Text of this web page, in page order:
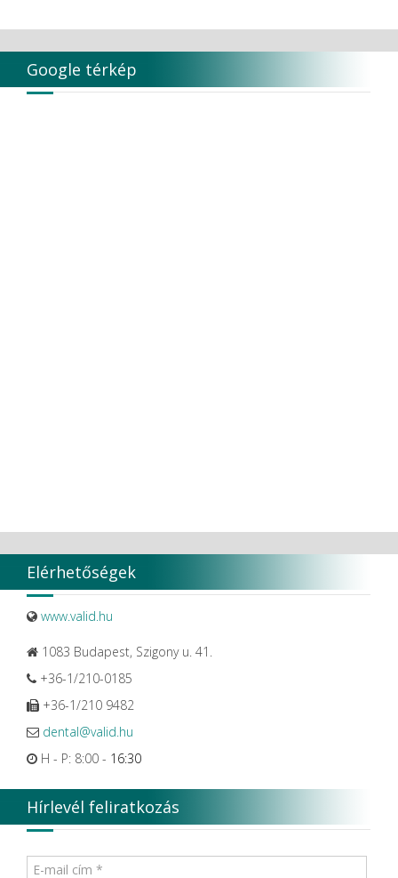
Google térkép
Elérhetőségek
www.valid.hu
1083 Budapest, Szigony u. 41.
+36-1/210-0185
+36-1/210 9482
dental@valid.hu
H - P: 8:00 - 16:30
Hírlevél feliratkozás